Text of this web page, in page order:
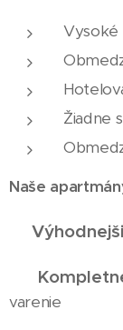
Vysoké
Žiadne
Naše
✅
varenie